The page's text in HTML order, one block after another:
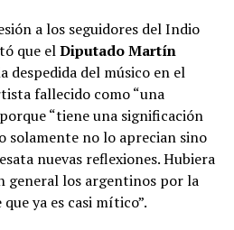
a los seguidores del Indio
que elDiputado Martín
del músico en el
fallecido como “una
“tiene una significación
solamente no lo aprecian sino
nuevas reflexiones. Hubiera
general los argentinos por la
ya es casi mítico”.